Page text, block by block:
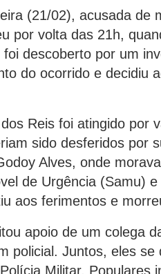
(21/02), acusada de
por volta das 21h,
descoberto por um
do ocorrido e decidiu
Reis foi atingido por
sido desferidos por
Alves, onde
de Urgência (Samu)
aos ferimentos e
apoio de um colega
policial. Juntos, eles se
Militar. Populares